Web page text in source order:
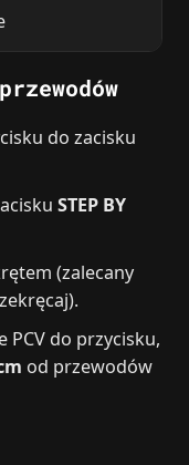
do zacisku
STEP BY
(zalecany
do przycisku,
od przewodów